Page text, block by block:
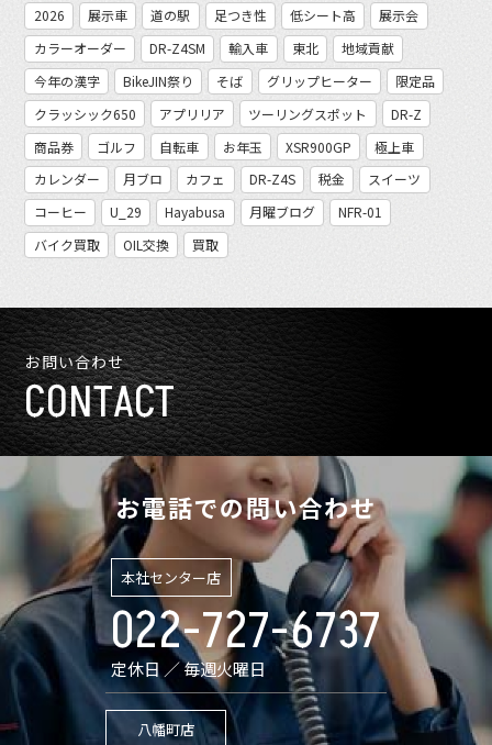
2026
展示車 道の駅 足つき性 低シート高
展示会
カラーオーダー
DR-Z4SM 輸入車 東北
地域貢献
今年の漢字
BikeJIN祭り そば グリップヒーター
限定品
クラッシック650
アプリリア ツーリングスポット
DR-Z
商品券
ゴルフ 自転車 お年玉 XSR900GP
極上車
カレンダー
月ブロ カフェ DR-Z4S 税金
スイーツ
コーヒー
U_29 Hayabusa 月曜ブログ
NFR-01
バイク買取
OIL交換 買取
お問い合わせ
CONTACT
お電話での問い合わせ
本社センター店
022-727-6737
定休日 ／ 毎週火曜日
八幡町店